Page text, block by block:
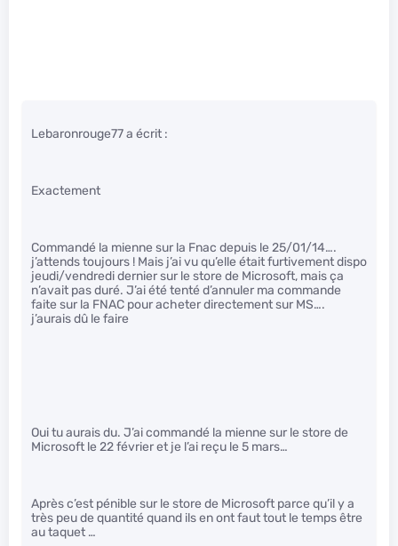
Lebaronrouge77 a écrit :
Exactement
Commandé la mienne sur la Fnac depuis le 25/01/14….
j’attends toujours ! Mais j’ai vu qu’elle était furtivement dispo
jeudi/vendredi dernier sur le store de Microsoft, mais ça
n’avait pas duré. J’ai été tenté d’annuler ma commande
faite sur la FNAC pour acheter directement sur MS….
j’aurais dû le faire
Oui tu aurais du. J’ai commandé la mienne sur le store de
Microsoft le 22 février et je l’ai reçu le 5 mars…
Après c’est pénible sur le store de Microsoft parce qu’il y a
très peu de quantité quand ils en ont faut tout le temps être
au taquet …